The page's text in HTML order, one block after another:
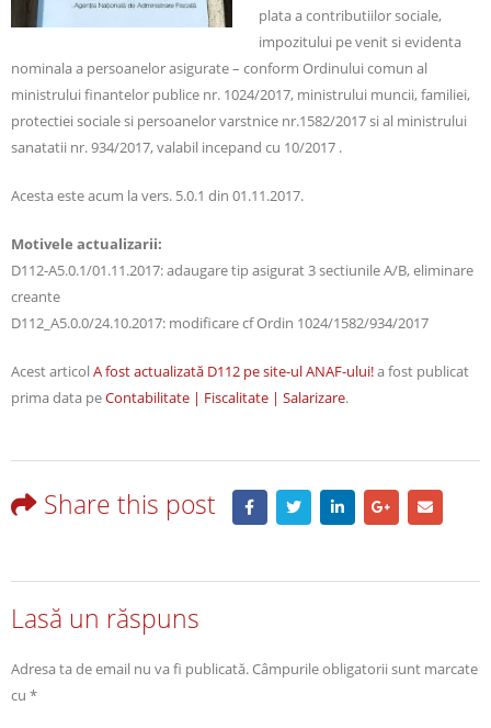
plata a contributiilor sociale,
impozitului pe venit si evidenta
nominala a persoanelor asigurate – conform Ordinului comun al
ministrului finantelor publice nr. 1024/2017, ministrului muncii, familiei,
protectiei sociale si persoanelor varstnice nr.1582/2017 si al ministrului
sanatatii nr. 934/2017, valabil incepand cu 10/2017 .
Acesta este acum la vers. 5.0.1 din 01.11.2017.
Motivele actualizarii:
D112-A5.0.1/01.11.2017: adaugare tip asigurat 3 sectiunile A/B, eliminare
creante
D112_A5.0.0/24.10.2017: modificare cf Ordin 1024/1582/934/2017
Acest articolA fost actualizată D112 pe site-ul ANAF-ului!a fost publicat
prima data peContabilitate | Fiscalitate | Salarizare.
Share this post
Lasă un răspuns
Adresa ta de email nu va fi publicată.Câmpurile obligatorii sunt marcate
cu *